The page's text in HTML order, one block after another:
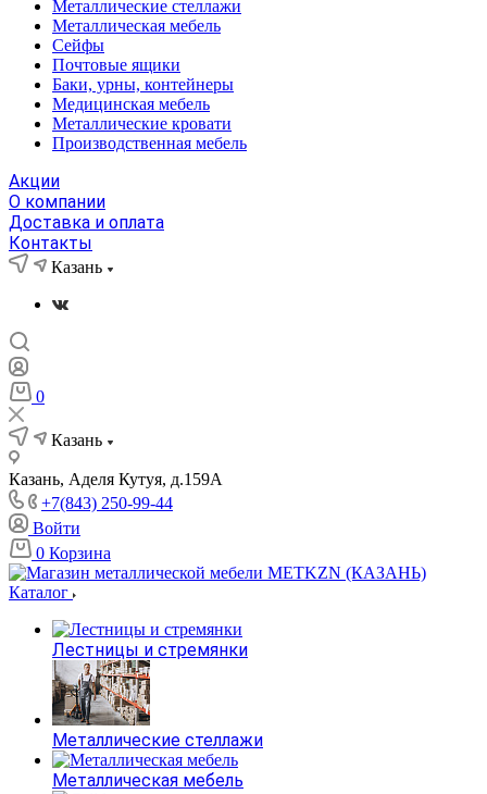
Металлические стеллажи
Металлическая мебель
Сейфы
Почтовые ящики
Баки, урны, контейнеры
Медицинская мебель
Металлические кровати
Производственная мебель
Акции
О компании
Доставка и оплата
Контакты
Казань
0
Казань
Казань, Аделя Кутуя, д.159А
+7(843) 250-99-44
Войти
0 Корзина
Каталог
Лестницы и стремянки
Металлические стеллажи
Металлическая мебель